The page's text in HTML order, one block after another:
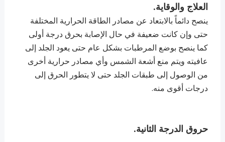
العلاج والوقاية.
ينصح دائماً بالابتعاد عن مصادر الطاقة الحرارية المختلفة
حتى وإن كانت ضعيفة في حال الإصابة بحرق درجة أولى
كما ينصح بوضع المرطبات بشكل عام حتى يعود الجلد إلى
عافيته ويتم منع أشعة الشمس وأي مصادر حرارية أخرى
من الوصول إلى طبقات الجلد حتى لا يتطور الحرق إلى
درجات أقوى منه.
حروق الدرجة الثانية.